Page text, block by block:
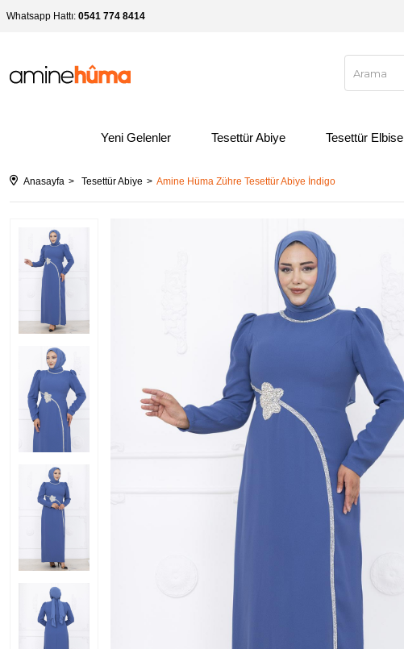
Whatsapp Hattı: 0541 774 8414
Yeni Gelenler Tesettür Abiye Tesettür Elbise
Anasayfa Tesettür Abiye Amine Hüma Zühre Tesettür Abiye İndigo